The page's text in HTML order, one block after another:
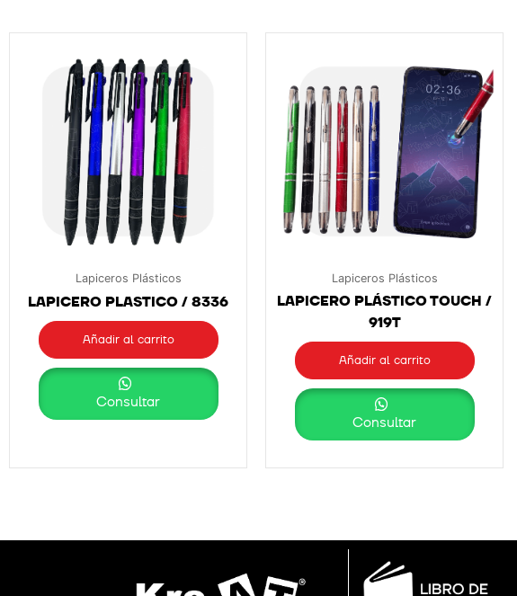
Lapiceros Plásticos
LAPICERO PLASTICO / 8336
Añadir al carrito
Consultar
Lapiceros Plásticos
LAPICERO PLÁSTICO TOUCH /
919T
Añadir al carrito
Consultar